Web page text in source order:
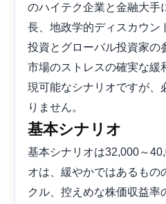
のハイテク企業と金融大手
長、地政学的ディスカウン
投資とグローバル投資家の
市場のストレスの確実な緩
現可能なシナリオですが、
りません。
基本シナリオ
基本シナリオは32,000～
オは、緩やかではあるもの
クル、控えめな株価収益率